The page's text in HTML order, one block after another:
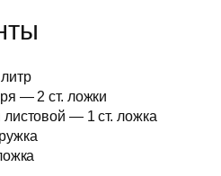
— 2 ст. ложки
— 1 ст. ложка